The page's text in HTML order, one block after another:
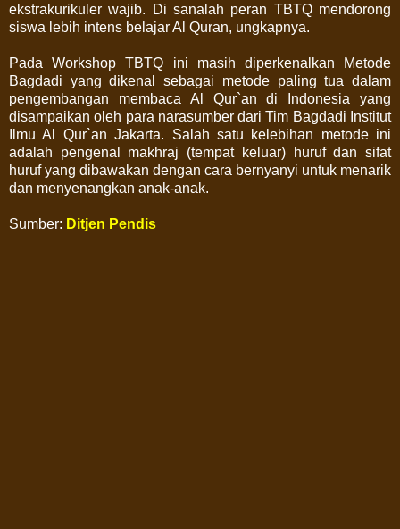
ekstrakurikuler wajib. Di sanalah peran TBTQ mendorong
siswa lebih intens belajar Al Quran, ungkapnya.
Pada Workshop TBTQ ini masih diperkenalkan Metode
Bagdadi yang dikenal sebagai metode paling tua dalam
pengembangan membaca Al Qur`an di Indonesia yang
disampaikan oleh para narasumber dari Tim Bagdadi Institut
Ilmu Al Qur`an Jakarta. Salah satu kelebihan metode ini
adalah pengenal makhraj (tempat keluar) huruf dan sifat
huruf yang dibawakan dengan cara bernyanyi untuk menarik
dan menyenangkan anak-anak.
Sumber: Ditjen Pendis